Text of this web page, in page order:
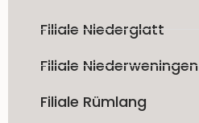
Filiale Niederglatt
Filiale Niederweningen
Filiale Rümlang